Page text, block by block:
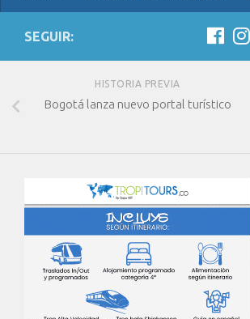
SEGUIR:
HISTORIA PREVIA
Bogotá lanza nuevo portal turístico